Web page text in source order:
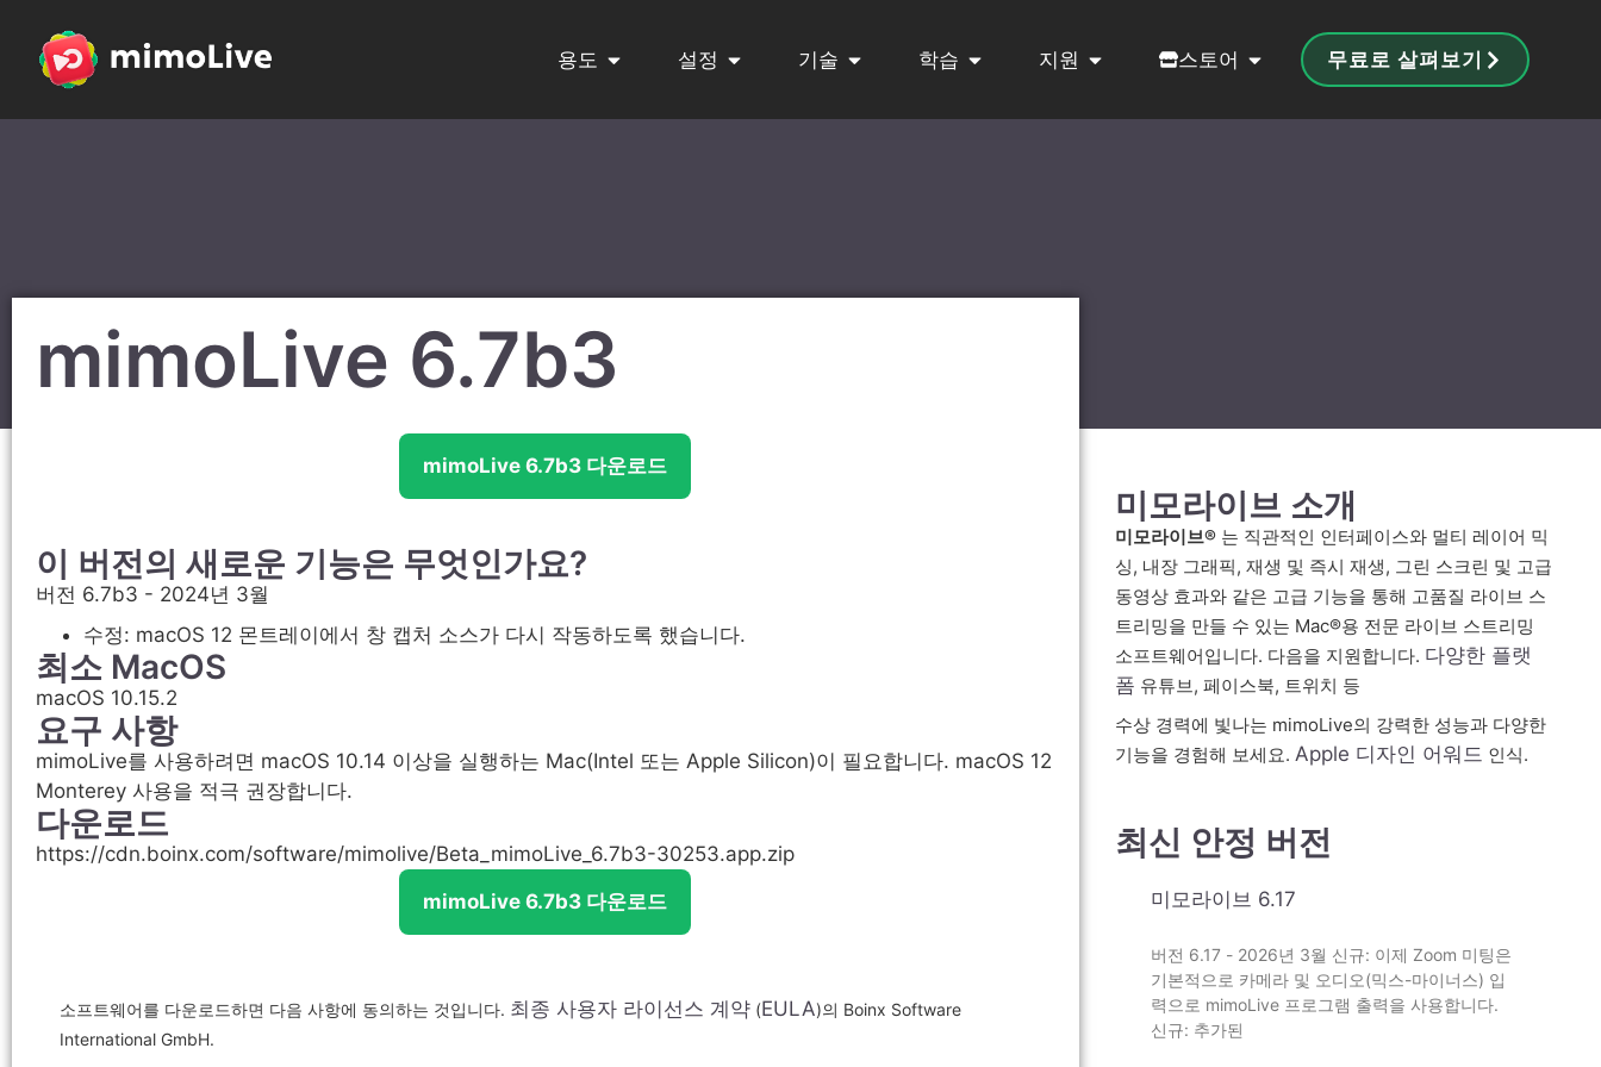
용도 설정 기술 학습 지원 스토어 무료로 살펴보기
mimoLive 6.7b3
mimoLive 6.7b3 다운로드
이 버전의 새로운 기능은 무엇인가요?
버전 6.7b3 - 2024년 3월
수정: macOS 12 몬트레이에서 창 캡처 소스가 다시 작동하도록 했습니다.
최소 MacOS
macOS 10.15.2
요구 사항
mimoLive를 사용하려면 macOS 10.14 이상을 실행하는 Mac(Intel 또는 Apple Silicon)이 필요합니다. macOS 12
Monterey 사용을 적극 권장합니다.
다운로드
https://cdn.boinx.com/software/mimolive/Beta_mimoLive_6.7b3-30253.app.zip
mimoLive 6.7b3 다운로드
소프트웨어를 다운로드하면 다음 사항에 동의하는 것입니다. 최종 사용자 라이선스 계약 (EULA)의 Boinx Software
International GmbH.
미모라이브 소개
미모라이브®는 직관적인 인터페이스와 멀티 레이어 믹
싱, 내장 그래픽, 재생 및 즉시 재생, 그린 스크린 및 고급
동영상 효과와 같은 고급 기능을 통해 고품질 라이브 스
트리밍을 만들 수 있는 Mac®용 전문 라이브 스트리밍
소프트웨어입니다. 다음을 지원합니다. 다양한 플랫
폼 유튜브, 페이스북, 트위치 등
수상 경력에 빛나는 mimoLive의 강력한 성능과 다양한
기능을 경험해 보세요. Apple 디자인 어워드 인식.
최신 안정 버전
미모라이브 6.17
버전 6.17 - 2026년 3월 신규: 이제 Zoom 미팅은
기본적으로 카메라 및 오디오(믹스-마이너스) 입
력으로 mimoLive 프로그램 출력을 사용합니다.
신규: 추가된
PT
ES